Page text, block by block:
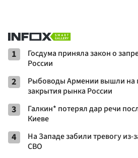
1
Госдума приняла закон о
России
2
Рыбоводы Армении вышли на
закрытия рынка России
3
Галкин* потерял дар речи
Киеве
4
На Западе забили тревогу из-
СВО